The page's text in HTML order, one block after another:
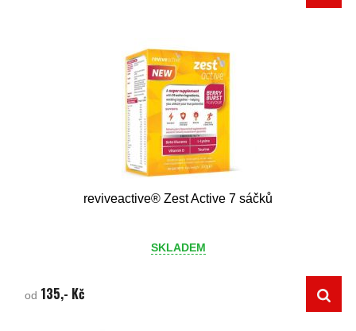
reviveactive® Zest Active 7 sáčků
SKLADEM
od 135,- Kč